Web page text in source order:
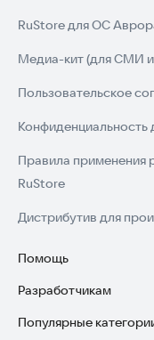
RuStore для ОС
Медиа-кит (для СМИ
Пользовательское
Конфиденциальность
Правила применения
RuStore
Дистрибутив для
Помощь
Установка RuStore на
Установка RuStore на
Разработчикам
Зарабатывать с
Популярные